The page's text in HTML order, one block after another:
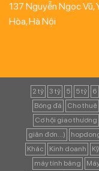
137 Nguyễn Ngọc Vũ,
Hòa, Hà Nội
2 tỷ 3 tỷ 5 5 tỷ 6
Bóng đá
Cho thuê
Cơ hội giao thương
giản đơn...)
Khác
Kinh doanh
máy tính bảng